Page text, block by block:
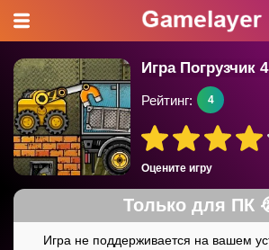
Игра Погрузчик 4
Оцените игру
Рейтинг: 4